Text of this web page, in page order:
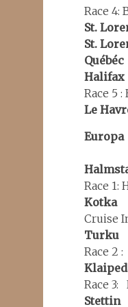
Race 4:
St.
St.
Québéc
Race 5
Europa
Race 1:
Kotka
Cruise
Turku
Race 2
Race
Stettin